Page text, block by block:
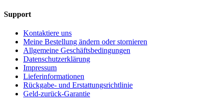
Support
Kontaktiere uns
Meine Bestellung ändern oder stornieren
Allgemeine Geschäftsbedingungen
Datenschutzerklärung
Impressum
Lieferinformationen
Rückgabe- und Erstattungsrichtlinie
Geld-zurück-Garantie